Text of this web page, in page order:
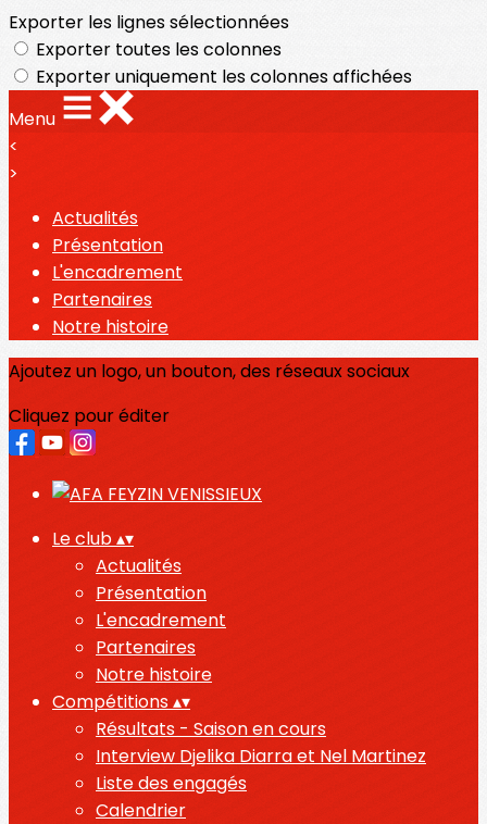
Exporter les lignes sélectionnées
Exporter toutes les colonnes
Exporter uniquement les colonnes affichées
Menu
<
>
Actualités
Présentation
L'encadrement
Partenaires
Notre histoire
Ajoutez un logo, un bouton, des réseaux sociaux
Cliquez pour éditer
Le club▴▾
Actualités
Présentation
L'encadrement
Partenaires
Notre histoire
Compétitions▴▾
Résultats - Saison en cours
Interview Djelika Diarra et Nel Martinez
Liste des engagés
Calendrier